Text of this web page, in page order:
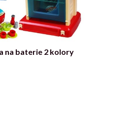
na baterie 2 kolory